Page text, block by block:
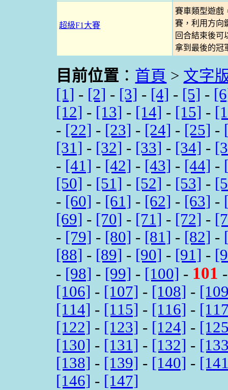
超級F1大賽
賽車類型遊戲
賽，利用方向
回合結束後可
拿到最後的冠
目前位置 ： 首頁 > 文字
[1] - [2] - [3] - [4] - [5] -
[12] - [13] - [14] - [15] -
- [22] - [23] - [24] - [25] -
[31] - [32] - [33] - [34] -
- [41] - [42] - [43] - [44] -
[50] - [51] - [52] - [53] -
- [60] - [61] - [62] - [63] -
[69] - [70] - [71] - [72] -
- [79] - [80] - [81] - [82] -
[88] - [89] - [90] - [91] -
- [98] - [99] - [100] - 101
[106] - [107] - [108] -
[114] - [115] - [116] -
[122] - [123] - [124] -
[130] - [131] - [132] -
[138] - [139] - [140] -
[146] - [147]